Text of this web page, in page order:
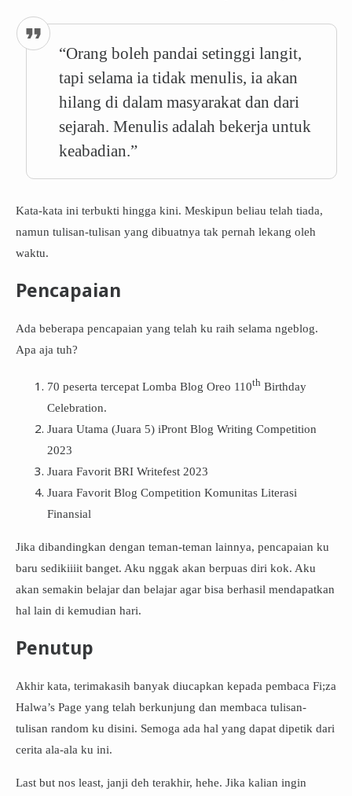
“Orang boleh pandai setinggi langit,
tapi selama ia tidak menulis, ia akan
hilang di dalam masyarakat dan dari
sejarah. Menulis adalah bekerja untuk
keabadian.”
Kata-kata ini terbukti hingga kini. Meskipun beliau telah tiada,
namun tulisan-tulisan yang dibuatnya tak pernah lekang oleh
waktu.
Pencapaian
Ada beberapa pencapaian yang telah ku raih selama ngeblog.
Apa aja tuh?
70 peserta tercepat Lomba Blog Oreo 110thBirthday
Celebration.
Juara Utama (Juara 5) iPront Blog Writing Competition
2023
Juara Favorit BRI Writefest 2023
Juara Favorit Blog Competition Komunitas Literasi
Finansial
Jika dibandingkan dengan teman-teman lainnya, pencapaian ku
baru sedikiiiit banget. Aku nggak akan berpuas diri kok. Aku
akan semakin belajar dan belajar agar bisa berhasil mendapatkan
hal lain di kemudian hari.
Penutup
Akhir kata, terimakasih banyak diucapkan kepada pembaca Fi;za
Halwa’s Page yang telah berkunjung dan membaca tulisan-
tulisan random ku disini. Semoga ada hal yang dapat dipetik dari
cerita ala-ala ku ini.
Last but nos least, janji deh terakhir, hehe. Jika kalian ingin